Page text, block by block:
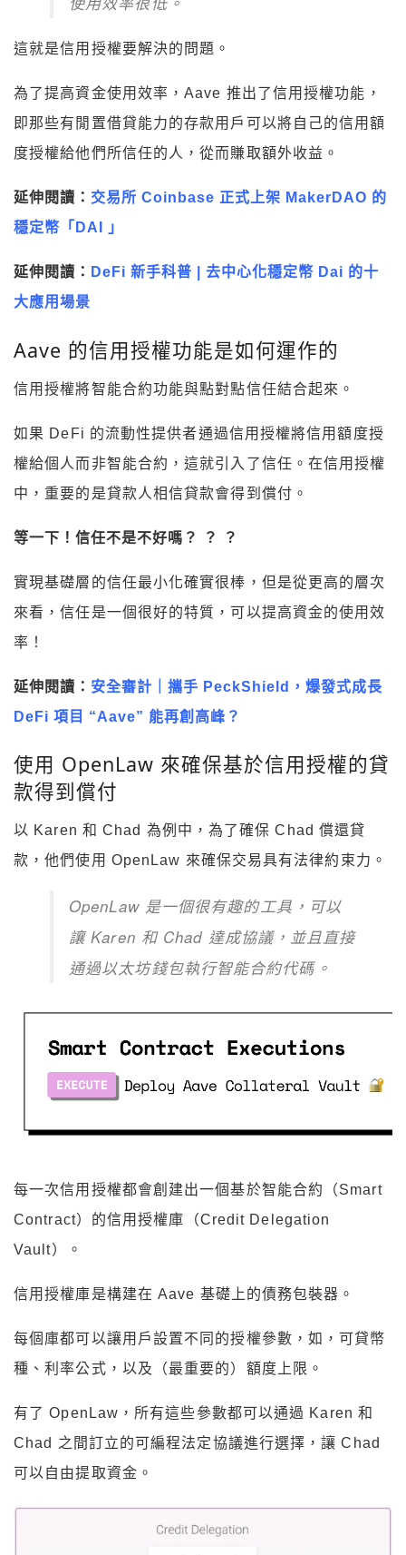
這就是信用授權要解決的問題。
為了提高資金使用效率，Aave 推出了信用授權功能，
即那些有閒置借貸能力的存款用戶可以將自己的信用額
度授權給他們所信任的人，從而賺取額外收益。
延伸閱讀： 交易所 Coinbase 正式上架 MakerDAO 的
穩定幣「DAI 」
延伸閱讀： DeFi 新手科普 | 去中心化穩定幣 Dai 的十
大應用場景
Aave 的信用授權功能是如何運作的
信用授權將智能合約功能與點對點信任結合起來。
如果 DeFi 的流動性提供者通過信用授權將信用額度授
權給個人而非智能合約，這就引入了信任。在信用授權
中，重要的是貸款人相信貸款會得到償付。
等一下！信任不是不好嗎？ ？ ？
實現基礎層的信任最小化確實很棒，但是從更高的層次
來看，信任是一個很好的特質，可以提高資金的使用效
率！
延伸閱讀： 安全審計｜攜手 PeckShield，爆發式成長
DeFi 項目 “Aave” 能再創高峰？
使用 OpenLaw 來確保基於信用授權的貸
款得到償付
以 Karen 和 Chad 為例中，為了確保 Chad 償還貸
款，他們使用 OpenLaw 來確保交易具有法律約束力。
OpenLaw 是一個很有趣的工具，可以
讓 Karen 和 Chad 達成協議，並且直接
通過以太坊錢包執行智能合約代碼。
每一次信用授權都會創建出一個基於智能合約（Smart
Contract）的信用授權庫（Credit Delegation
Vault）。
信用授權庫是構建在 Aave 基礎上的債務包裝器。
每個庫都可以讓用戶設置不同的授權參數，如，可貸幣
種、利率公式，以及（最重要的）額度上限。
有了 OpenLaw，所有這些參數都可以通過 Karen 和
Chad 之間訂立的可編程法定協議進行選擇，讓 Chad
可以自由提取資金。